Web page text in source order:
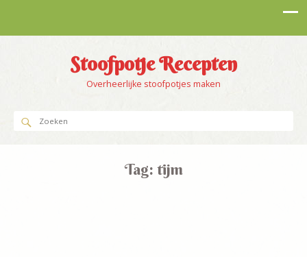
Stoofpotje Recepten
Overheerlijke stoofpotjes maken
Tag: tijm